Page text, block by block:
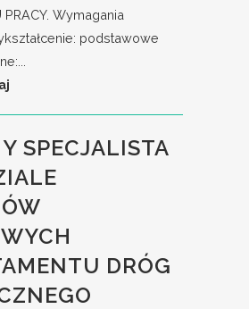
PRACY. Wymagania
podstawowe
SPECJALISTA
DRÓG